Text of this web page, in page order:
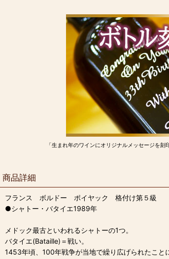
「生まれ年のワインにオリジナルメッセージを
商品詳細
フランス ボルドー ポイヤック 格付け第５級
●シャトー・バタイエ1989年
メドック最古といわれるシャトーの1つ。
バタイエ(Bataille)＝戦い。
1453年頃、100年戦争が当地で繰り広げられたこと